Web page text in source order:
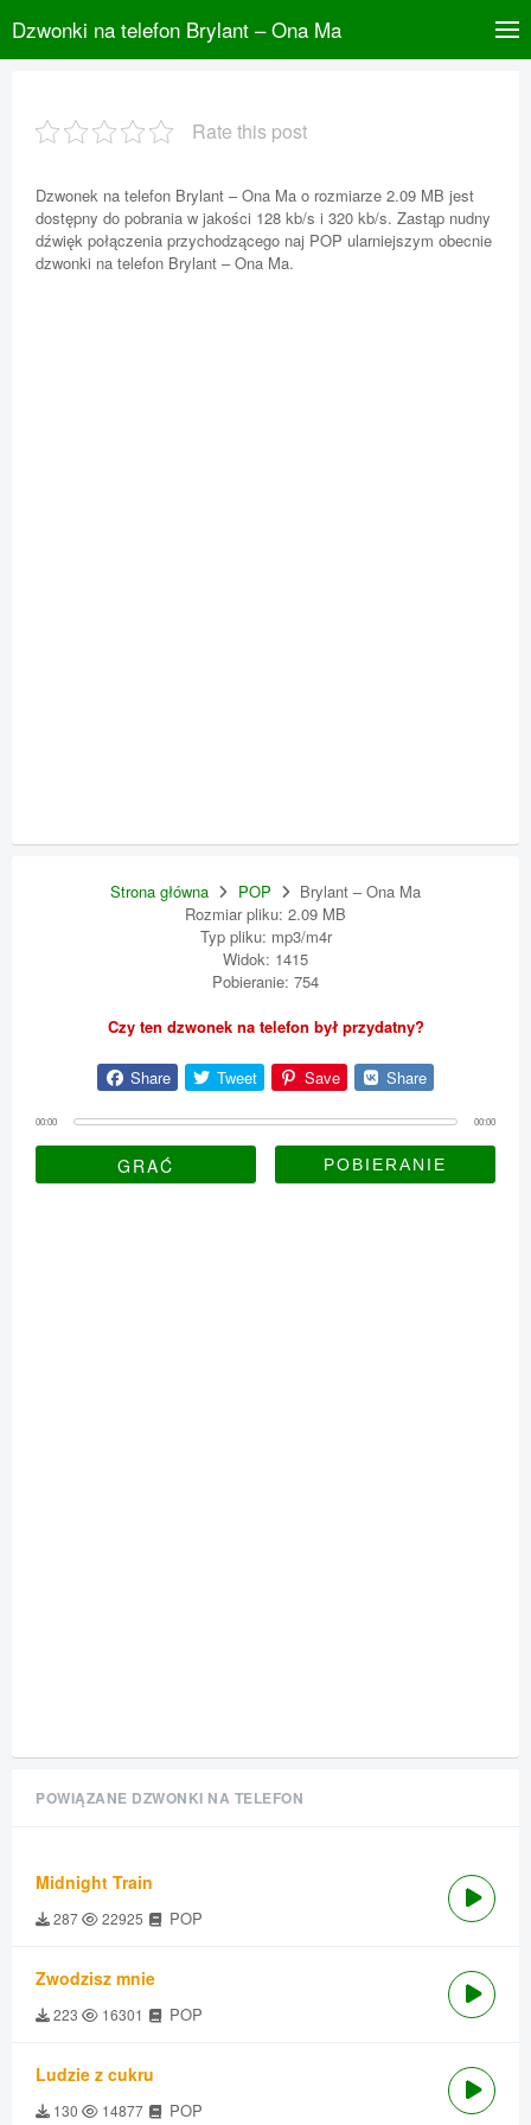
Dzwonki na telefon Brylant – Ona Ma
Rate this post
Dzwonek na telefon Brylant – Ona Ma o rozmiarze 2.09 MB jest
dostępny do pobrania w jakości 128 kb/s i 320 kb/s. Zastąp nudny
dźwięk połączenia przychodzącego naj POP ularniejszym obecnie
dzwonki na telefon Brylant – Ona Ma.
Strona główna POP
Brylant – Ona Ma
Rozmiar pliku: 2.09 MB
Typ pliku: mp3/m4r
Widok: 1415
Pobieranie: 754
Czy ten dzwonek na telefon był przydatny?
Share Tweet Save Share
00:00 00:00
GRAĆ
POWIĄZANE DZWONKI NA TELEFON
Midnight Train
287 22925 POP
Zwodzisz mnie
223 16301 POP
Ludzie z cukru
130 14877 POP